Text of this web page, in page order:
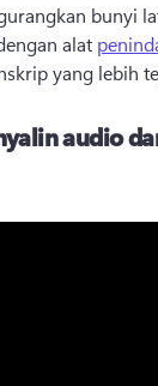
bunyi
alat
yang lebih
audio